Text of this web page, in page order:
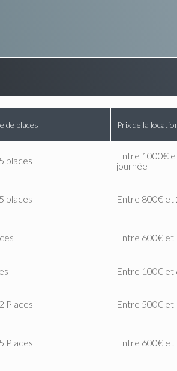
de places Prix de la
places
Entre 1000€
journée
places Entre 800€ et
Entre 600€ et
Entre 100€ et
Places Entre 500€ et
Places Entre 600€ et